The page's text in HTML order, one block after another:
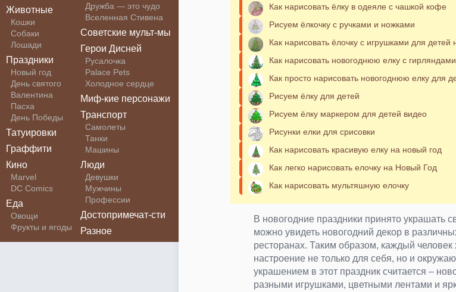
Животные
Кошки
Собаки
Лошади
Праздники
Новый год
День святого
Валентина
Пасха
День Победы
Татуировки
Граффити
Кино
Marvel
DC Comics
Еда
Овощи
Фрукты и ягоды
Дружба — это чудо
Вселенная Стивена
Советские мульт-мы
Герои Дисней
Русалочка
Palace Pets
Холодное сердце
Миф-кие персонажи
Транспорт
Самолеты
Танки
Машины
Люди
Девушки
Мужчины
Профессии
Достопримечат-сти
Разное
Как нарисовать ёлку в одеяле с чашкой кофе
Рисуем ёлкочку с ручками и ножками
Как нарисовать ёлочку с игрушками для детей
Как нарисовать новогоднюю елку с гирляндами
Как просто нарисовать новогоднюю елку для
Рисуем ёлку для детей
Рисуем ёлку маркером для детей видео
Рисунки елки для срисовки
Как нарисовать красивую елку на новый год
Как легко нарисовать елочку на Новый Год
Как нарисовать мультяшную елочку
В новогодние праздники принято украшать
можно увидеть новогодний декор в
ресторанах. Таким образом, каждый человек
настроение не только для себя, но и
украшением в этот праздник считается –
разными игрушками, цветными лентами и